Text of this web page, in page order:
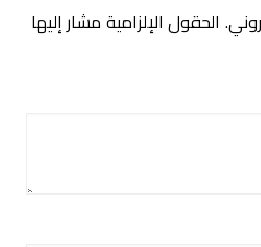
الحقول الإلزامية مشار إليها